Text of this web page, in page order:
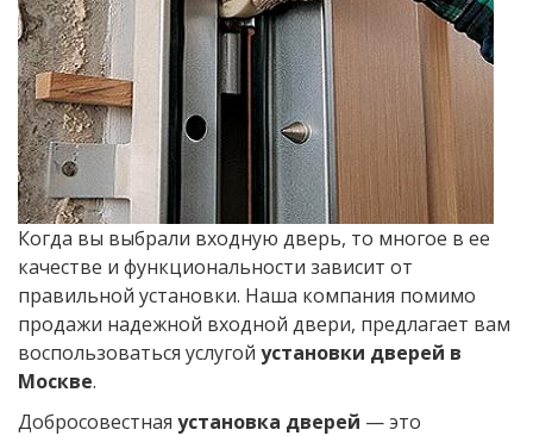
Когда вы выбрали входную дверь, то многое в ее
качестве и функциональности зависит от
правильной установки. Наша компания помимо
продажи надежной входной двери, предлагает вам
воспользоваться услугой установки дверей в
Москве.
Добросовестная установка дверей — это